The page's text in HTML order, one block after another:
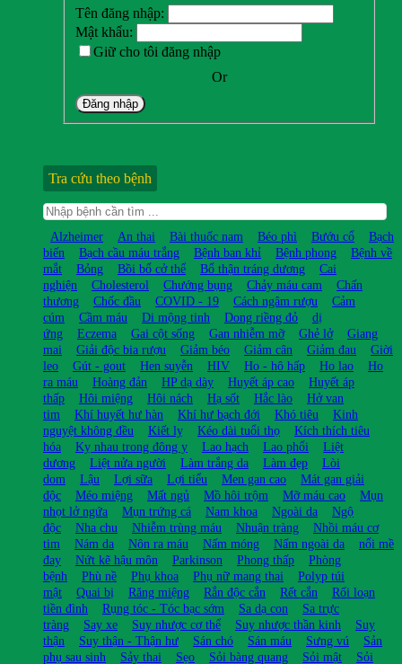
Tên đăng nhập:
Mật khẩu:
Giữ cho tôi đăng nhập
Or
Đăng nhập
Tra cứu theo bệnh
Alzheimer An thai Bài thuốc nam Béo phì Bướu cổ
Bạch
biến
Bạch cầu máu trắng Bệnh ban khỉ Bệnh phong
Bệnh về
mắt
Bỏng Bồi bổ cở thể Bổ thận tráng dương
Cai
nghiện
Cholesterol Chướng bụng Chảy máu cam
Chấn
thương
Chốc đầu COVID - 19 Cách ngâm rượu
Cảm
cúm
Cầm máu Di mộng tinh Dong riềng đỏ
dị
ứng
Eczema Gai cột sống Gan nhiễm mỡ Ghẻ lở
Giang
mai
Giải độc bia rượu Giảm béo Giảm cân Giảm đau
Giời
leo
Gút - gout Hen suyễn HIV Ho - hô hấp Ho lao
Ho
ra máu
Hoàng đản HP dạ dày Huyết áp cao
Huyết áp
thấp
Hôi miệng Hôi nách Hạ sốt Hắc lào
Hở van
tim
Khí huyết hư hàn Khí hư bạch đới Khó tiêu
Kinh
nguyệt không đều
Kiết lỵ Kéo dài tuổi thọ
Kích thích tiêu
hóa
Kỵ nhau trong đông y Lao hạch Lao phổi
Liệt
dương
Liệt nửa người Làm trắng da Làm đẹp
Lòi
dom
Lậu Lợi sữa Lợi tiểu Men gan cao
Mát gan giải
độc
Méo miệng Mất ngủ Mồ hôi trộm Mỡ máu cao
Mụn
nhọt lở ngứa
Mụn trứng cá Nam khoa Ngoài da
Ngộ
độc
Nha chu Nhiễm trùng máu Nhuận tràng
Nhồi máu cơ
tim
Nám da Nôn ra máu Nấm móng Nấm ngoài da
nổi mề
đay
Nứt kẽ hậu môn Parkinson Phong thấp
Phòng
bệnh
Phù nề Phụ khoa Phụ nữ mang thai
Polyp túi
mật
Quai bị Răng miệng Rắn độc cắn Rết cắn
Rối loạn
tiền đình
Rụng tóc - Tóc bạc sớm Sa dạ con
Sa trực
tràng
Say xe Suy nhược cơ thể Suy nhược thần kinh
Suy
thận
Suy thận - Thận hư Sán chó Sán máu Sưng vú
Sản
phụ sau sinh
Sảy thai Sẹo Sỏi bàng quang Sỏi mật
Sỏi